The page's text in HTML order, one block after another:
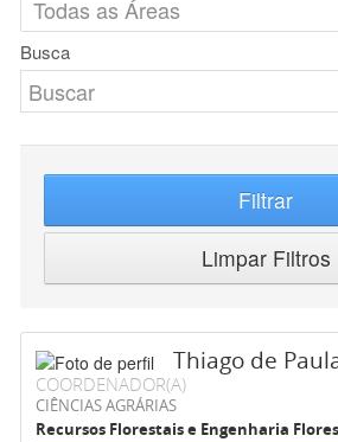
Busca
Filtrar
Limpar Filtros
Thiago de
COORDENADOR(A)
CIÊNCIAS AGRÁRIAS
Recursos Florestais e Engenharia